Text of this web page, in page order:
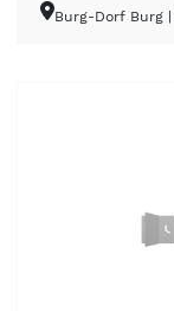
Burg-Dorf Burg